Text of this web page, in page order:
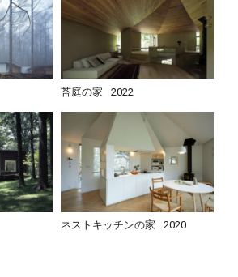
苔庭の家 2022
ネストキッチンの家 2020